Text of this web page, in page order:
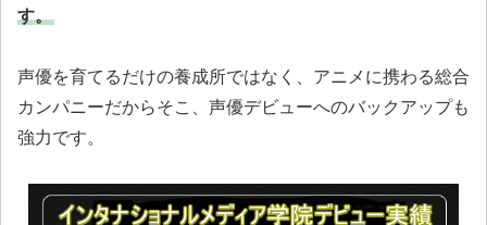
す。
声優を育てるだけの養成所ではなく、アニメに携わる総合
カンパニーだからそこ、声優デビューへのバックアップも
強力です。